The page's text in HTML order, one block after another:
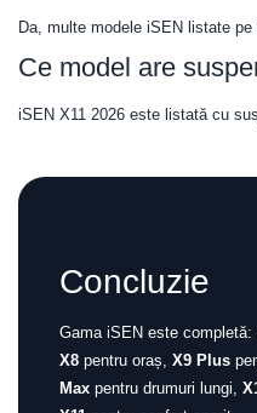
Da, multe modele iSEN listate
Ce model are
iSEN X11 2026 este listată cu
Concluzie
Gama iSEN este completă:
X8 pentru oraș, X9 Plus
Max pentru drumuri lungi,